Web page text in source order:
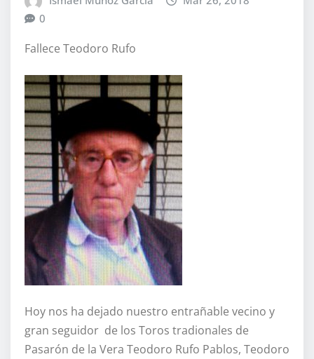
0
Fallece Teodoro Rufo
Hoy nos ha dejado nuestro entrañable vecino y
gran seguidor de los Toros tradionales de
Pasarón de la Vera Teodoro Rufo Pablos, Teodoro